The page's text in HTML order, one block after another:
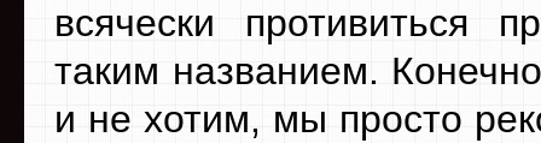
всячески противиться
таким названием.
и не хотим, мы просто